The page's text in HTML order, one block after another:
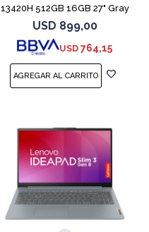
13420H 512GB 16GB 27" Gray
USD 899,00
USD 764,15